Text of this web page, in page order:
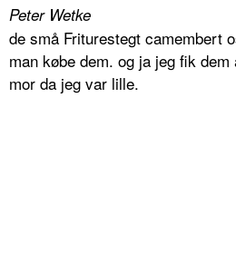
Peter Wetke
de små Friturestegt camembert
man købe dem. og ja jeg fik
mor da jeg var lille.